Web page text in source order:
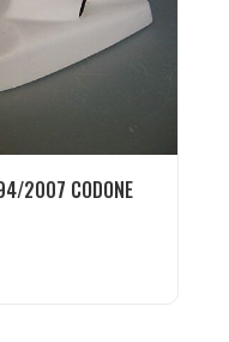
2007 CODONE